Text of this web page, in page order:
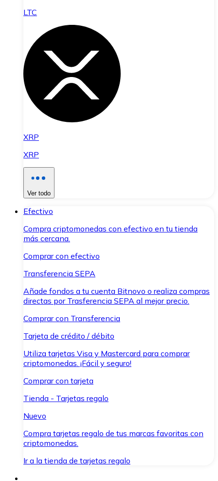
LTC
XRP
XRP
Ver todo
Efectivo
Compra criptomonedas con efectivo en tu tienda
más cercana.
Comprar con efectivo
Transferencia SEPA
Añade fondos a tu cuenta Bitnovo o realiza compras
directas por Trasferencia SEPA al mejor precio.
Comprar con Transferencia
Tarjeta de crédito / débito
Utiliza tarjetas Visa y Mastercard para comprar
criptomonedas. ¡Fácil y seguro!
Comprar con tarjeta
Tienda - Tarjetas regalo
Nuevo
Compra tarjetas regalo de tus marcas favoritas con
criptomonedas.
Ir a la tienda de tarjetas regalo